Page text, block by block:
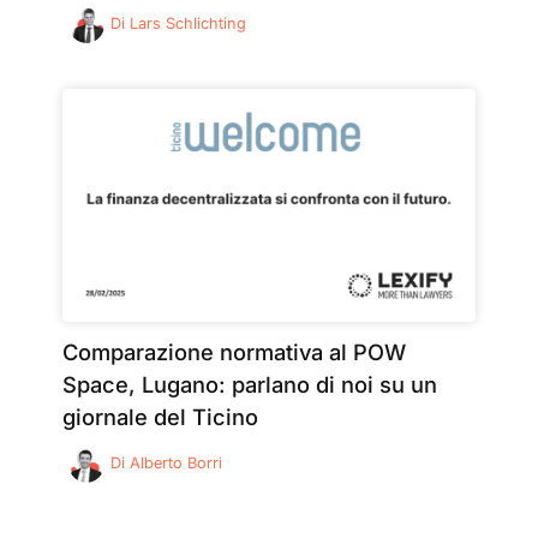
Di Lars Schlichting
Comparazione normativa al POW
Space, Lugano: parlano di noi su un
giornale del Ticino
Di Alberto Borri